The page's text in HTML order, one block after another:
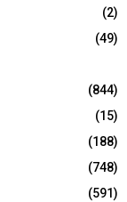
(2)
(49)
(844)
(15)
(188)
(748)
(591)